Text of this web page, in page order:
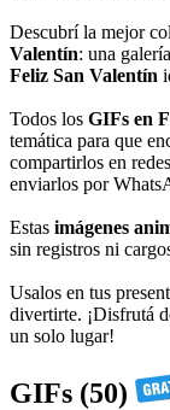
Descubrí la mejor
Valentín: una
Feliz San Valentín
Todos los GIFs en
temática para que
compartirlos en
enviarlos por
Estas imágenes
sin registros ni
Usalos en tus
divertirte. ¡Disfrutá
un solo lugar!
GIFs (50)